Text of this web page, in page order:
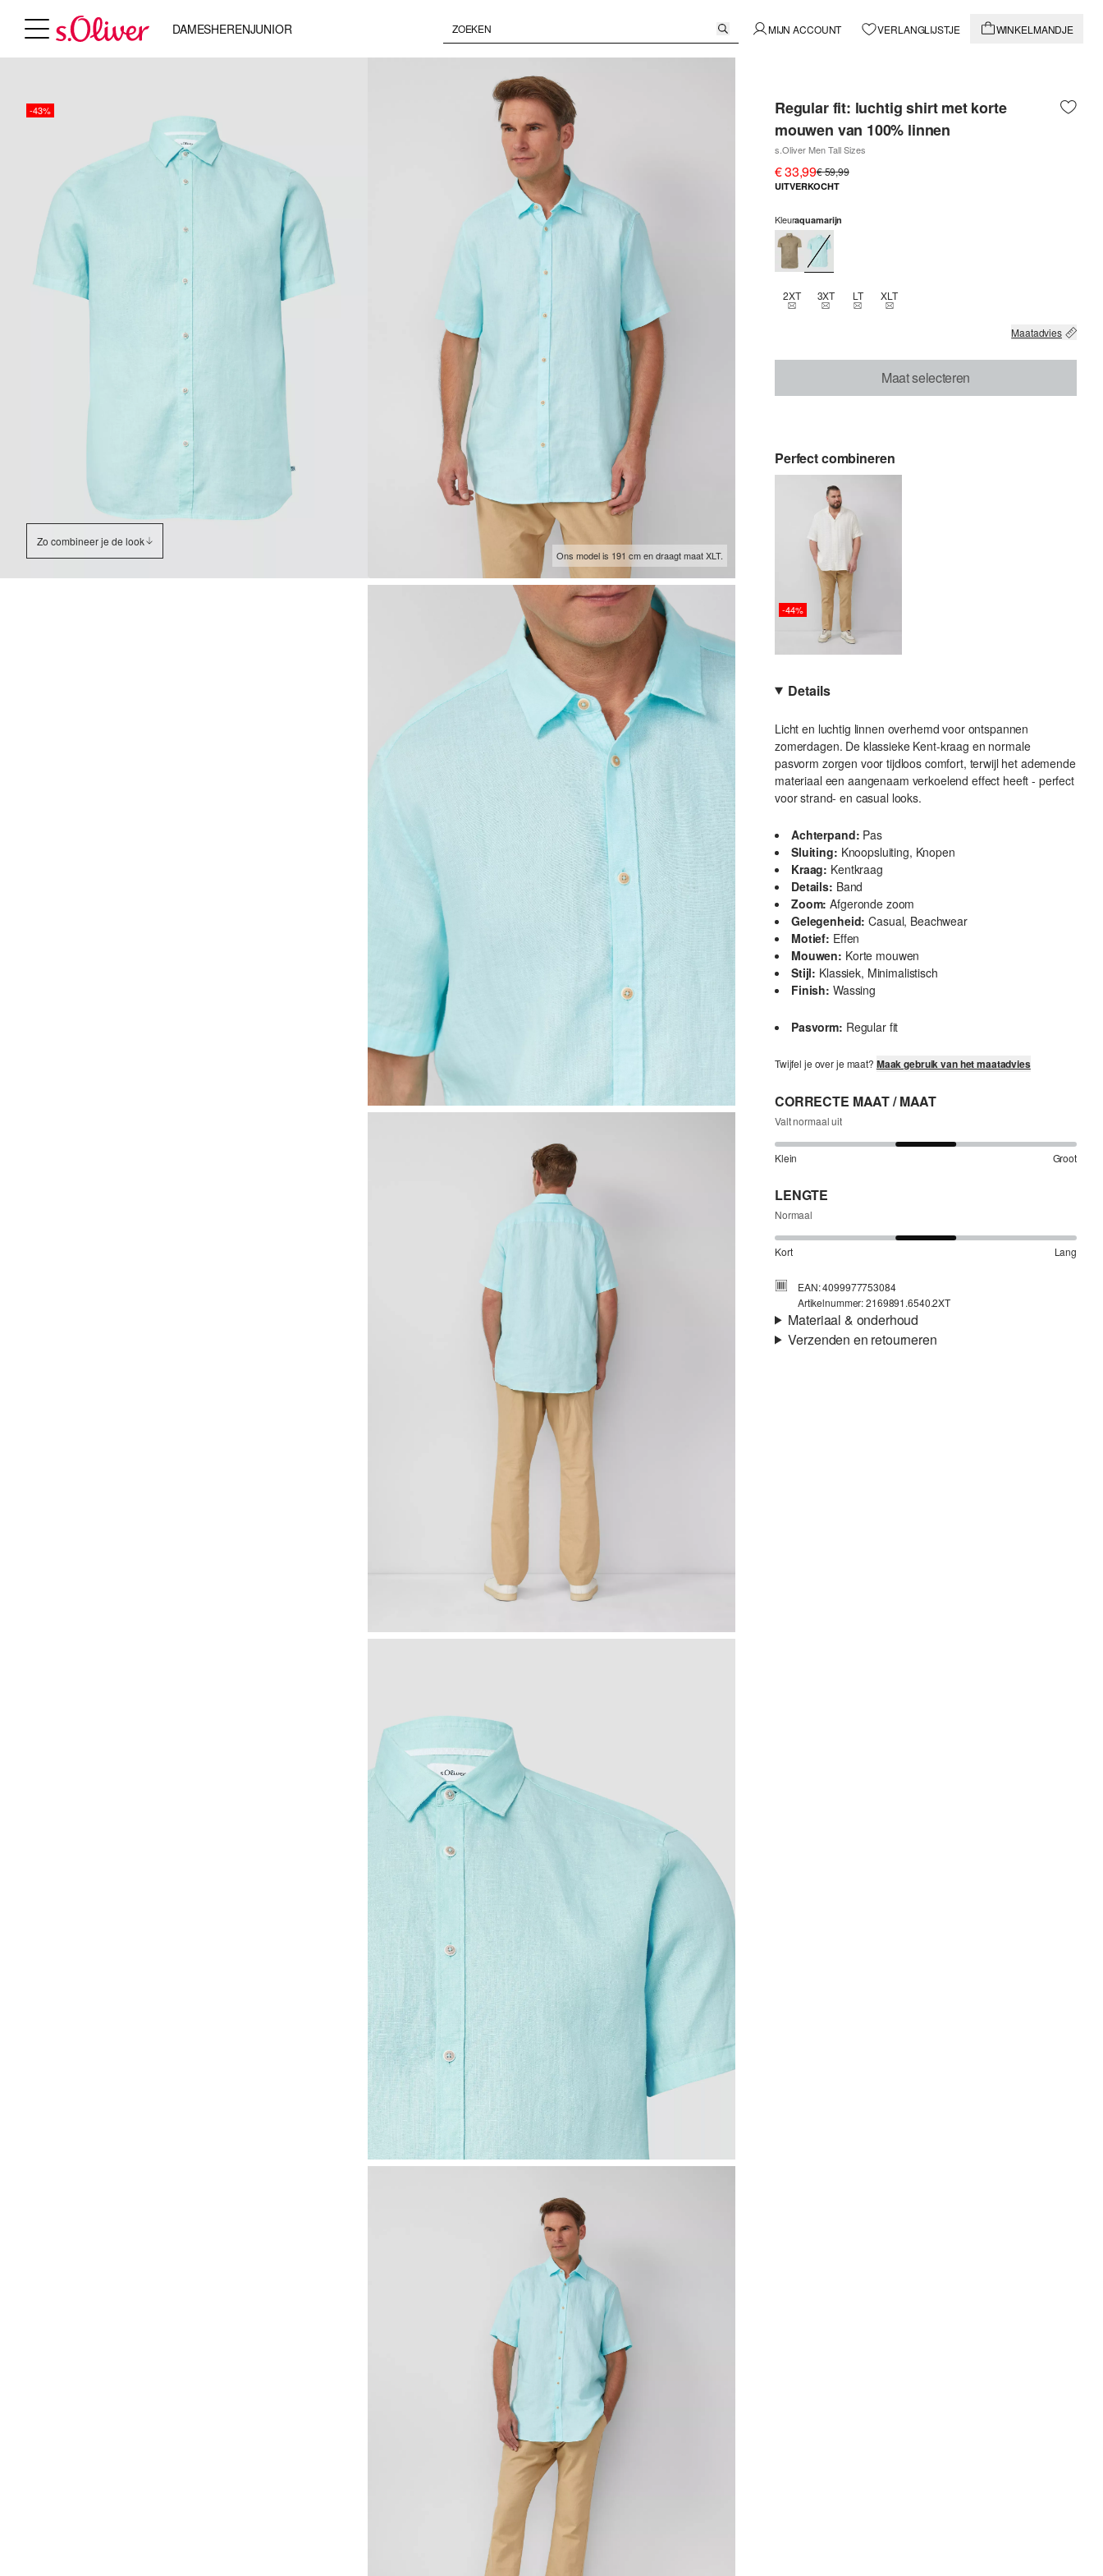
DAMESHERENJUNIOR MIJN ACCOUNT VERLANGLIJSTJE WINKELMANDJE
-43%
Zo combineer je de look
Ons model is 191 cm en draagt maat XLT.
Regular fit: luchtig shirt met korte
mouwen van 100% linnen
s.Oliver Men Tall Sizes
€ 33,99€ 59,99
UITVERKOCHT
Kleuraquamarijn
2XTTHIS SIZE IS CURRENTLY OUT OF STOCK
3XTTHIS SIZE IS CURRENTLY OUT OF STOCK
LT
THIS SIZE IS CURRENTLY OUT OF STOCK
XLTTHIS SIZE IS CURRENTLY OUT OF STOCK
Maatadvies
Maat selecteren
Perfect combineren
-44%
Details
Licht en luchtig linnen overhemd voor ontspannen
zomerdagen. De klassieke Kent-kraag en normale
pasvorm zorgen voor tijdloos comfort, terwijl het ademende
materiaal een aangenaam verkoelend effect heeft - perfect
voor strand- en casual looks.
Achterpand: Pas
Sluiting: Knoopsluiting, Knopen
Kraag: Kentkraag
Details: Band
Zoom: Afgeronde zoom
Gelegenheid: Casual, Beachwear
Motief: Effen
Mouwen: Korte mouwen
Stijl: Klassiek, Minimalistisch
Finish: Wassing
Pasvorm: Regular fit
Twijfel je over je maat? Maak gebruik van het maatadvies
CORRECTE MAAT / MAAT
Valt normaal uit
Klein Groot
LENGTE
Normaal
Kort Lang
EAN: 4099977753084
Artikelnummer: 2169891.6540.2XT
Materiaal & onderhoud
Verzenden en retourneren